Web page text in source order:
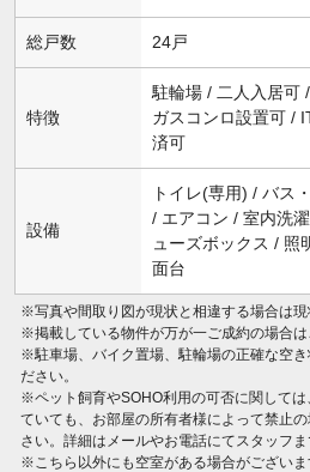
総戸数 24戸
特徴
駐輪場 / 二人入居可
ガスコンロ設置可 /
済可
設備
トイレ(専用) / バス
/ エアコン / 室内洗
ューズボックス / 照
面台
※写真や間取り図が現状と相違する場合は現
※掲載している物件が万が一ご成約の場合は
※駐車場、バイク置場、駐輪場の正確な空き
ださい。
※ペット飼育やSOHO利用の可否に関して
ていても、お部屋の所有者様によって禁止
さい。詳細はメールやお電話にてスタッフま
※こちら以外にも空室がある場合がござい